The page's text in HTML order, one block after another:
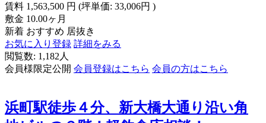
賃料 1,563,500 円 (坪単価: 33,006円 )
敷金 10.00ヶ月
新着 おすすめ 居抜き
お気に入り登録 詳細をみる
閲覧数: 1,182人
会員様限定公開 会員登録はこちら 会員の方はこちら
浜町駅徒歩４分、新大橋大通り沿い角